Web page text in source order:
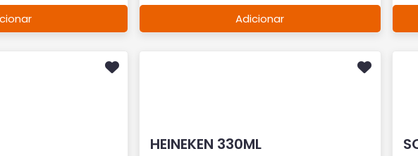
Adicionar
HEINEKEN 330ML